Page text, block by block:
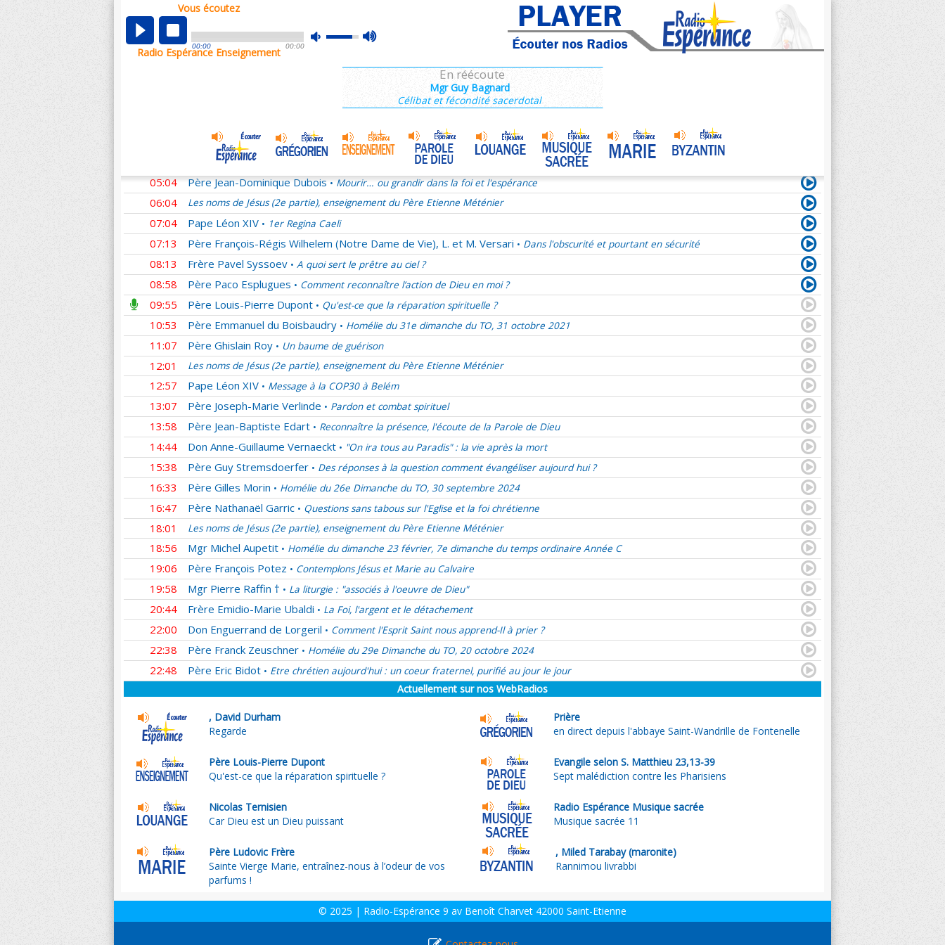
Vous écoutez
mute
max
00:00 00:00
Radio Espérance Enseignement
En réécoute
Mgr Guy Bagnard
Célibat et fécondité sacerdotal
00:01
00:59 Didier • Homélies du Pape François 28/68
01:27 Père Matthieu Dauchez
Après 2013, quel projet pour les chrétiens ?
L'Eucharistie chez les pères de l'Eglise
Père Alexandre Legay Homélie du samedi 29 novembre 2025
Père Christophe Hadevis
05:04 Père Jean-Dominique Dubois • Mourir… ou grandir dans la foi et l'espérance
06:04 Les noms de Jésus (2e partie), enseignement du Père Etienne Méténier
07:04 Pape Léon XIV • 1er Regina Caeli
07:13 Père François-Régis Wilhelem (Notre Dame de Vie), L. et M. Versari • Dans l'obscurité et pourtant en sécurité
08:13 Frère Pavel Syssoev • A quoi sert le prêtre au ciel ?
08:58 Père Paco Esplugues • Comment reconnaître l’action de Dieu en moi ?
09:55 Père Louis-Pierre Dupont • Qu'est-ce que la réparation spirituelle ?
10:53 Père Emmanuel du Boisbaudry • Homélie du 31e dimanche du TO, 31 octobre 2021
11:07 Père Ghislain Roy • Un baume de guérison
12:01 Les noms de Jésus (2e partie), enseignement du Père Etienne Méténier
12:57 Pape Léon XIV • Message à la COP30 à Belém
13:07 Père Joseph-Marie Verlinde • Pardon et combat spirituel
13:58 Père Jean-Baptiste Edart • Reconnaître la présence, l'écoute de la Parole de Dieu
14:44 Don Anne-Guillaume Vernaeckt • "On ira tous au Paradis" : la vie après la mort
15:38 Père Guy Stremsdoerfer • Des réponses à la question comment évangéliser aujourd hui ?
16:33 Père Gilles Morin • Homélie du 26e Dimanche du TO, 30 septembre 2024
16:47 Père Nathanaël Garric • Questions sans tabous sur l'Eglise et la foi chrétienne
18:01 Les noms de Jésus (2e partie), enseignement du Père Etienne Méténier
18:56 Mgr Michel Aupetit • Homélie du dimanche 23 février, 7e dimanche du temps ordinaire Année C
19:06 Père François Potez • Contemplons Jésus et Marie au Calvaire
19:58 Mgr Pierre Raffin † • La liturgie : "associés à l'oeuvre de Dieu"
20:44 Frère Emidio-Marie Ubaldi • La Foi, l'argent et le détachement
22:00 Don Enguerrand de Lorgeril • Comment l'Esprit Saint nous apprend-Il à prier ?
22:38 Père Franck Zeuschner • Homélie du 29e Dimanche du TO, 20 octobre 2024
22:48 Père Eric Bidot • Etre chrétien aujourd'hui : un coeur fraternel, purifié au jour le jour
Actuellement sur nos WebRadios
, David Durham
Regarde
Prière
en direct depuis l'abbaye Saint-Wandrille de Fontenelle
Père Louis-Pierre Dupont
Qu'est-ce que la réparation spirituelle ?
Evangile selon S. Matthieu 23,13-39
Sept malédiction contre les Pharisiens
Nicolas Ternisien
Car Dieu est un Dieu puissant
Radio Espérance Musique sacrée
Musique sacrée 11
Père Ludovic Frère
Sainte Vierge Marie, entraînez-nous à l’odeur de vos
parfums !
, Miled Tarabay (maronite)
Rannimou livrabbi
© 2025 | Radio-Espérance 9 av Benoît Charvet 42000 Saint-Etienne